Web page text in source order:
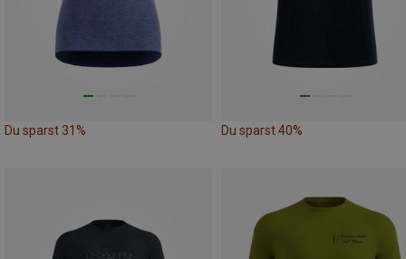
Du sparst 31% Du sparst 40%